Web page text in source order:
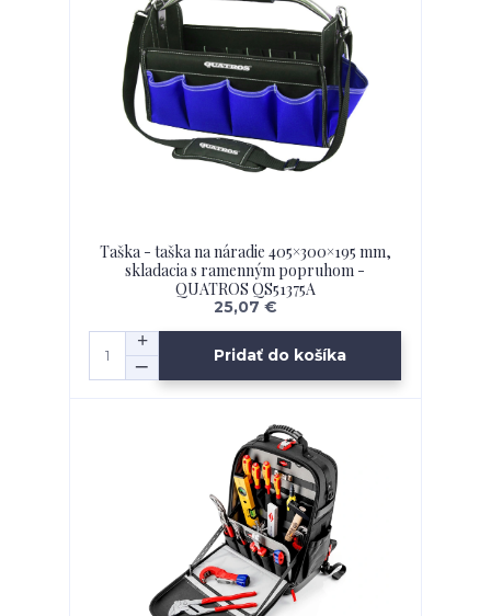
Taška - taška na náradie 405×300×195 mm,
skladacia s ramenným popruhom -
QUATROS QS51375A
25,07 €
Pridať do košíka